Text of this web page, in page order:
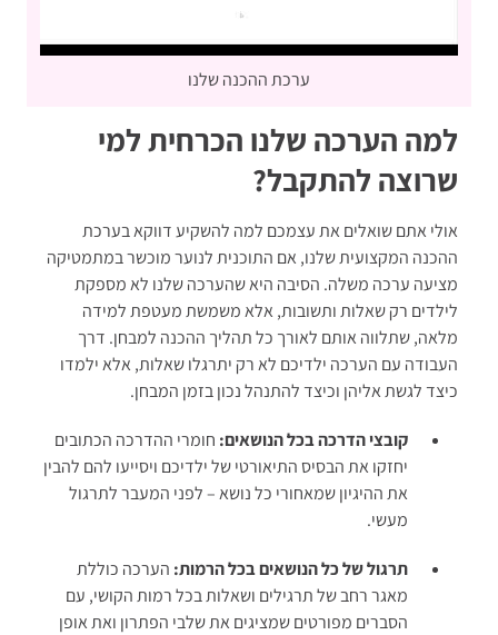
ערכת ההכנה שלנו
למה הערכה שלנו הכרחית למי
שרוצה להתקבל?
אולי אתם שואלים את עצמכם למה להשקיע דווקא בערכת
ההכנה המקצועית שלנו, אם התוכנית לנוער מוכשר במתמטיקה
מציעה ערכה משלה. הסיבה היא שהערכה שלנו לא מספקת
לילדים רק שאלות ותשובות, אלא משמשת מעטפת למידה
מלאה, שתלווה אותם לאורך כל תהליך ההכנה למבחן. דרך
העבודה עם הערכה ילדיכם לא רק יתרגלו שאלות, אלא ילמדו
כיצד לגשת אליהן וכיצד להתנהל נכון בזמן המבחן.
קובצי הדרכה בכל הנושאים: חומרי ההדרכה הכתובים
יחזקו את הבסיס התיאורטי של ילדיכם ויסייעו להם להבין
את ההיגיון שמאחורי כל נושא – לפני המעבר לתרגול
מעשי.
תרגול של כל הנושאים בכל הרמות: הערכה כוללת
מאגר רחב של תרגילים ושאלות בכל רמות הקושי, עם
הסברים מפורטים שמציגים את שלבי הפתרון ואת אופן